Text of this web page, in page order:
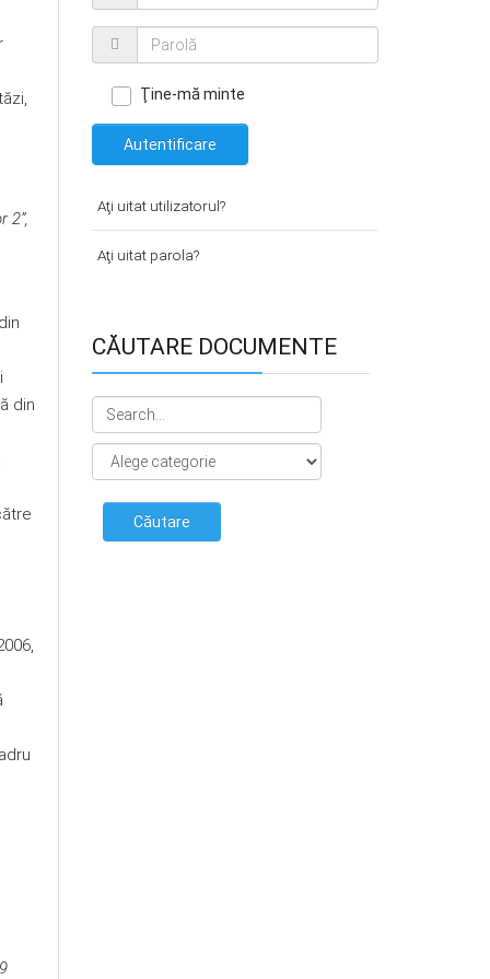
2”,
din
Ţine-mă minte
Autentificare
Aţi uitat utilizatorul?
Aţi uitat parola?
CĂUTARE DOCUMENTE